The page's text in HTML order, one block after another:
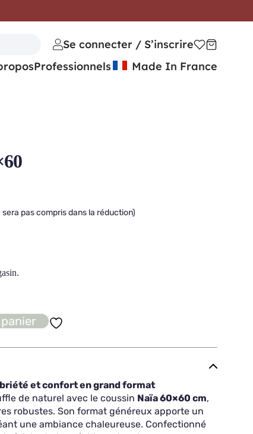
pas compris dans la réduction)
et confort en grand format
de naturel avec le coussin Naïa 60×60 cm,
robustes. Son format généreux apporte un
une ambiance chaleureuse. Confectionné
Se connecter / S’inscrire
Professionnels Made In France